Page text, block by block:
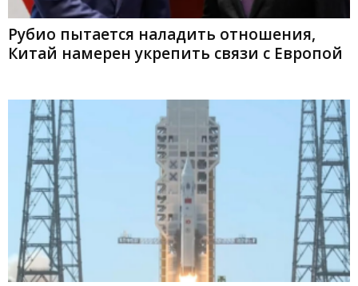
Рубио пытается наладить отношения,
Китай намерен укрепить связи с Европой